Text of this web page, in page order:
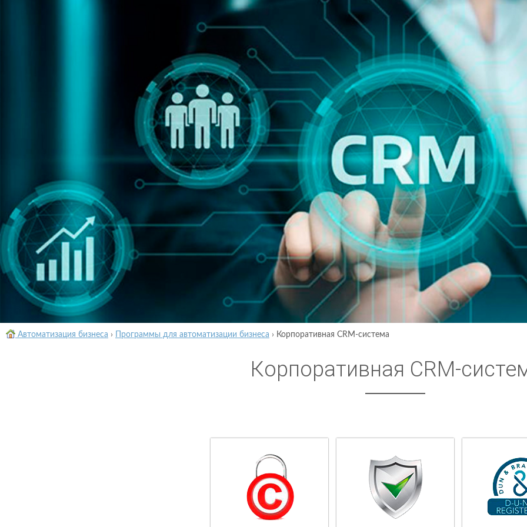
Автоматизация бизнеса › Программы для автоматизации бизнеса › Корпоративная CRM-система
Корпоративная CRM-